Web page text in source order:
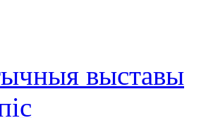
выставы